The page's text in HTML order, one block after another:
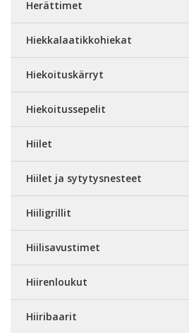
Herättimet
Hiekkalaatikkohiekat
Hiekoituskärryt
Hiekoitussepelit
Hiilet
Hiilet ja sytytysnesteet
Hiiligrillit
Hiilisavustimet
Hiirenloukut
Hiiribaarit